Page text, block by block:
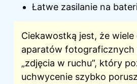
Łatwe zasilanie na
Ciekawostką jest, że
aparatów fotograficznych
„zdjęcia w ruchu”, który
uchwycenie szybko